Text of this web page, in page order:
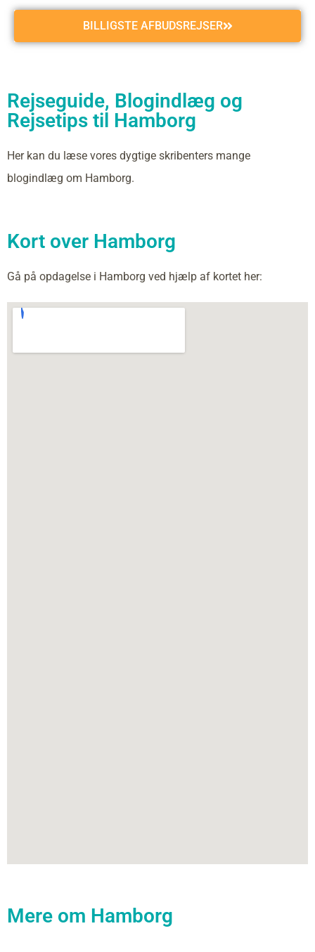
BILLIGSTE AFBUDSREJSER
Rejseguide, Blogindlæg og
Rejsetips til Hamborg
Her kan du læse vores dygtige skribenters mange
blogindlæg om Hamborg.
Kort over Hamborg
Gå på opdagelse i Hamborg ved hjælp af kortet her:
Mere om Hamborg